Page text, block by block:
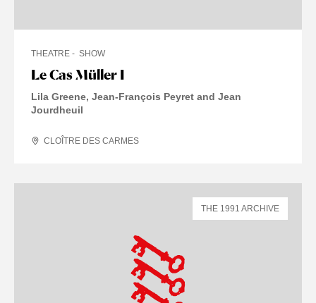
Le Cas Müller I
THEATRE SHOW
Lila Greene, Jean-François Peyret and Jean
Jourdheuil
CLOÎTRE DES CARMES
THE 1991 ARCHIVE